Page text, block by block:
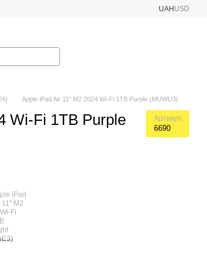
UAH USD
Apple iPad Air 11'' M2 2024 Wi-Fi 1TB Purple (MUWU3)
Wi-Fi 1TB Purple
Артикул
6690